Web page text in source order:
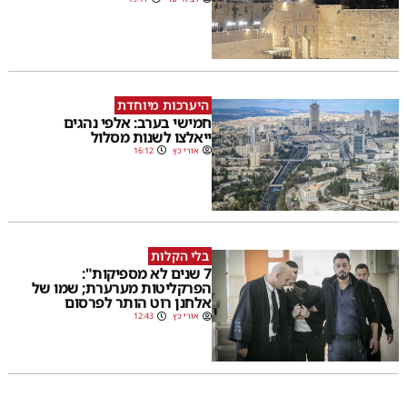
היערכות מיוחדת
חמישי בערב: אלפי נהגים
ייאלצו לשנות מסלול
אורי כץ 16:12
בלי הקלות
7 שנים לא מספיקות":
הפרקליטות מערערת; שמו של
אלחנן רוט הותר לפרסום
אורי כץ 12:43